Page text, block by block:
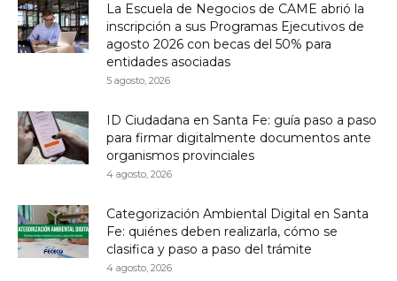
La Escuela de Negocios de CAME abrió la
inscripción a sus Programas Ejecutivos de
agosto 2026 con becas del 50% para
entidades asociadas
5 agosto, 2026
ID Ciudadana en Santa Fe: guía paso a paso
para firmar digitalmente documentos ante
organismos provinciales
4 agosto, 2026
Categorización Ambiental Digital en Santa
Fe: quiénes deben realizarla, cómo se
clasifica y paso a paso del trámite
4 agosto, 2026